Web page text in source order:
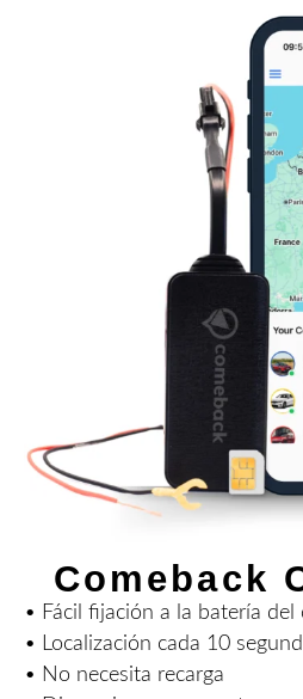
Comeback
• Fácil fijación a la batería del
• Localización cada 10
• No necesita recarga